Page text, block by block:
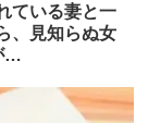
ている妻と一
、見知らぬ女
…